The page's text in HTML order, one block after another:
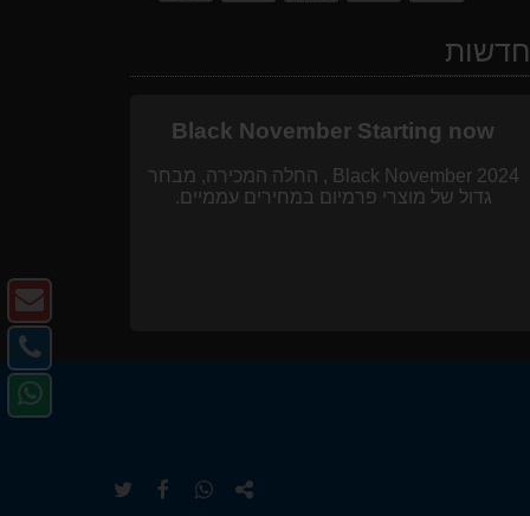
חדשות
Black November Starting now
Black November 2024 , החלה המכירה, מבחר
גדול של מוצרי פרמיום במחירים עממיים.
שתף
שתף שתף
-
-